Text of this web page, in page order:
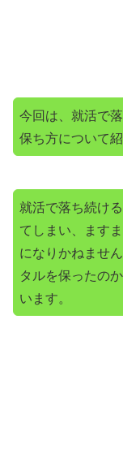
今回は、就活で
保ち方について
就活で落ち続け
てしまい、ます
になりかねませ
タルを保ったの
います。